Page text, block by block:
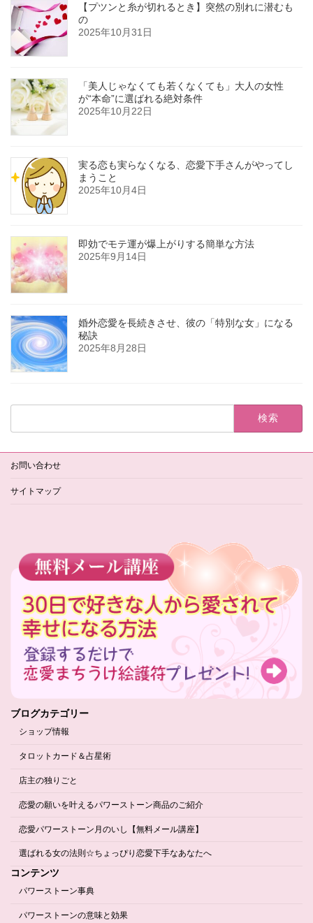
【プツンと糸が切れるとき】突然の別れに潜むも
の
2025年10月31日
「美人じゃなくても若くなくても」大人の女性
が“本命”に選ばれる絶対条件
2025年10月22日
実る恋も実らなくなる、恋愛下手さんがやってし
まうこと
2025年10月4日
即効でモテ運が爆上がりする簡単な方法
2025年9月14日
婚外恋愛を長続きさせ、彼の「特別な女」になる
秘訣
2025年8月28日
検
お問い合わせ
サイトマップ
ブログカテゴリー
ショップ情報
タロットカード＆占星術
店主の独りごと
恋愛の願いを叶えるパワーストーン商品のご紹介
恋愛パワーストーン月のいし【無料メール講座】
選ばれる女の法則☆ちょっぴり恋愛下手なあなたへ
コンテンツ
パワーストーン事典
パワーストーンの意味と効果